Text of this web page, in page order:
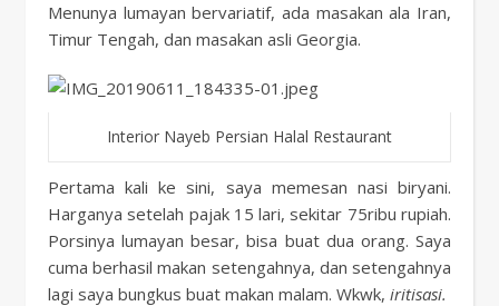
Menunya lumayan bervariatif, ada masakan ala Iran,
Timur Tengah, dan masakan asli Georgia.
Interior Nayeb Persian Halal Restaurant
Pertama kali ke sini, saya memesan nasi biryani.
Harganya setelah pajak 15 lari, sekitar 75ribu rupiah.
Porsinya lumayan besar, bisa buat dua orang. Saya
cuma berhasil makan setengahnya, dan setengahnya
lagi saya bungkus buat makan malam. Wkwk, iritisasi.